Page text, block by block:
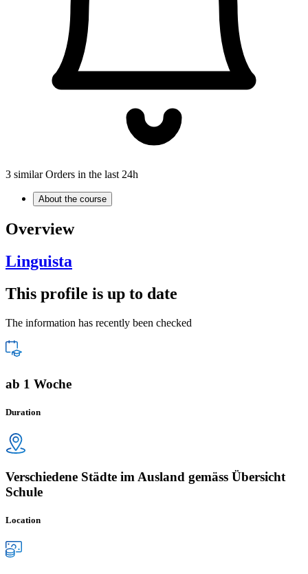
3 similar Orders in the last 24h
About the course
Overview
Linguista
This profile is up to date
The information has recently been checked
ab 1 Woche
Duration
Verschiedene Städte im Ausland gemäss Übersicht
Schule
Location